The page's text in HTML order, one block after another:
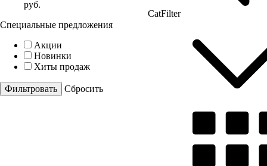
руб.
Специальные предложения
Акции
Новинки
Хиты продаж
Cбросить
CatFilter